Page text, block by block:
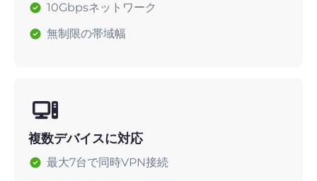
10Gbpsネットワーク
無制限の帯域幅
複数デバイスに対応
最大7台で同時VPN接続